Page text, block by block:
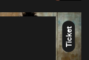
Ticket